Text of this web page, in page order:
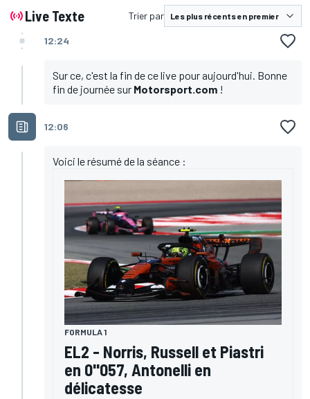
Live Texte Trier par
12:24
Sur ce, c'est la fin de ce live pour aujourd'hui. Bonne
fin de journée sur Motorsport.com !
12:06
Voici le résumé de la séance :
FORMULA 1
EL2 - Norris, Russell et Piastri
en 0"057, Antonelli en
délicatesse